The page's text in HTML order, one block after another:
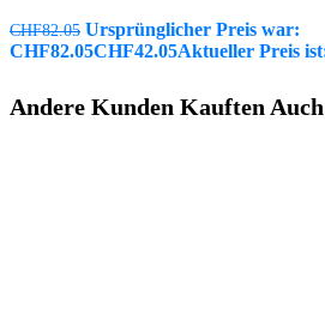
CHF82.05 Ursprünglicher Preis war:
CHF82.05CHF42.05Aktueller Preis
Andere Kunden Kauften Auch